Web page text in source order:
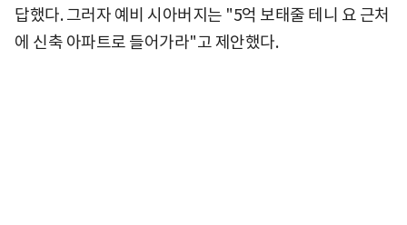
답했다. 그러자 예비 시아버지는 "5억 보태줄 테니 요 근처
에 신축 아파트로 들어가라"고 제안했다.